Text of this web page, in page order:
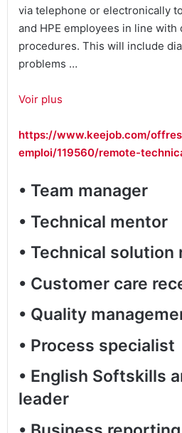
via telephone or electronically
and HPE employees in line with
procedures. This will include
problems …
Voir plus
https://www.keejob.com/
emploi/119560/remote-
• Team manager
• Technical mentor
• Technical solution
• Customer care
• Quality
• Process specialist
• English Softskills
leader